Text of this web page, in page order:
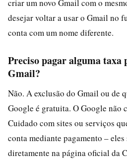
criar um novo Gmail com o
desejar voltar a usar o Gmail no
conta com um nome diferente.
Preciso pagar alguma taxa
Gmail?
Não. A exclusão do Gmail ou de
Google é gratuita. O Google não
Cuidado com sites ou serviços
conta mediante pagamento –
diretamente na página oficial da